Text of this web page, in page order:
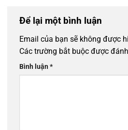
Để lại một bình luận
Email của bạn sẽ không được
Các trường bắt buộc được
Bình luận*